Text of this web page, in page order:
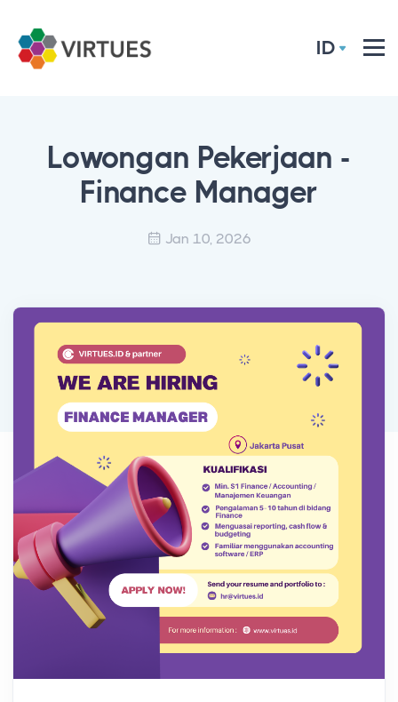
ID
Lowongan Pekerjaan -
Finance Manager
Jan 10, 2026